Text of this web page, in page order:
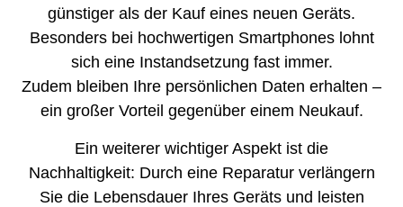
günstiger als der Kauf eines neuen Geräts.
Besonders bei hochwertigen Smartphones lohnt
sich eine Instandsetzung fast immer.
Zudem bleiben Ihre persönlichen Daten erhalten –
ein großer Vorteil gegenüber einem Neukauf.
Ein weiterer wichtiger Aspekt ist die
Nachhaltigkeit: Durch eine Reparatur verlängern
Sie die Lebensdauer Ihres Geräts und leisten